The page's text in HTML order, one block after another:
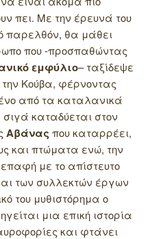
πει. Με την έρευνά του
παρελθόν, θα μάθει
που -προσπαθώντας
εμφύλιο– ταξίδεψε
Κούβα, φέρνοντας
από τα καταλανικά
καταδύεται στον
Αβάνας που καταρρέει,
και πτώματα ενώ, την
με το απίστευτο
των συλλεκτών έργων
του μυθιστόρημα ο
μια επική ιστορία
και φτάνει